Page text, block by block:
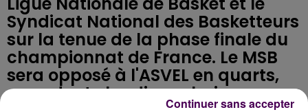
Syndicat National des Basketteurs
sur la tenue de la phase finale du
championnat de France. Le MSB
sera opposé à l'ASVEL en quarts,
sans doute lundi prochain.
Continuer sans accepter